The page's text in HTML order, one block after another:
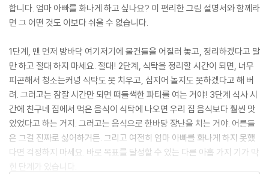
합니다. 엄마 아빠를 화나게 하고 싶나요? 이 편리한 그림 설명서와 함께라
면 그 어떤 것도 이보다 쉬울 수 없습니다.
1단계, 맨 먼저 방바닥 여기저기에 물건들을 어질러 놓고, 정리하겠다고 말
만 하고 절대 하지 마세요. 절대! 2단계, 식탁을 정리할 시간이 되면, 너무
피곤해서 청소는커녕 식탁도 못 치우고, 심지어 놀지도 못하겠다고 해 버
려. 그러고는 잠잘 시간만 되면 떠들썩한 파티를 여는 거야! 3단계 식사 시
간에 친구네 집에서 먹은 음식이 식탁에 나오면 우리 집 음식보다 훨씬 맛
있었다고 하는 거지. 그러고는 음식으로 한바탕 장난을 치는 거야. 어른들
은 그걸 진짜로 싫어하거든. 그리고 여전히 엄마 아빠를 화나게 하지 못했
다면 걱정하지 마세요. 바로 목표를 달성할 수 있는 다른 아홉 가지 기가 막
힌 단계가 있습니다.